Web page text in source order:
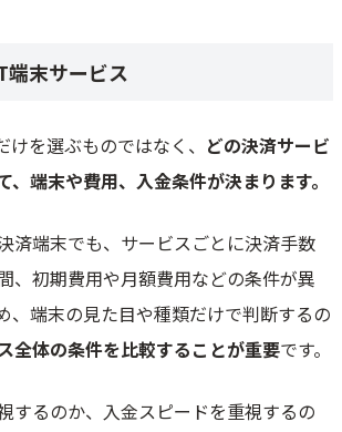
端末サービス
を選ぶものではなく、 どの決済サービ
、端末や費用、入金条件が決まります。
済端末でも、サービスごとに決済手数
、初期費用や月額費用などの条件が異
、端末の見た目や種類だけで判断するの
全体の条件を比較することが重要です。
するのか、入金スピードを重視するの